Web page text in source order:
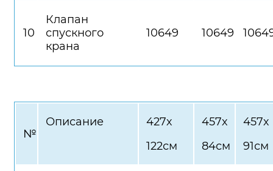
10
Клапан
спускного
крана
10649 10649
№
Описание
427х
122см
457х
84см
457х
91см